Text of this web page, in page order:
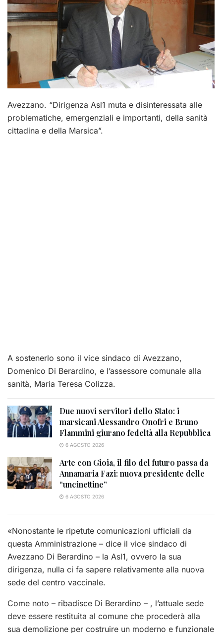
Avezzano. “Dirigenza Asl1 muta e disinteressata alle
problematiche, emergenziali e importanti, della sanità
cittadina e della Marsica”.
A sostenerlo sono il vice sindaco di Avezzano,
Domenico Di Berardino, e l’assessore comunale alla
sanità, Maria Teresa Colizza.
Due nuovi servitori dello Stato: i
marsicani Alessandro Onofri e Bruno
Flammini giurano fedeltà alla Repubblica
6 AGOSTO 2026
Arte con Gioia, il filo del futuro passa da
Annamaria Fazi: nuova presidente delle
“uncinettine”
6 AGOSTO 2026
«Nonostante le ripetute comunicazioni ufficiali da
questa Amministrazione – dice il vice sindaco di
Avezzano Di Berardino – la Asl1, ovvero la sua
dirigenza, nulla ci fa sapere relativamente alla nuova
sede del centro vaccinale.
Come noto – ribadisce Di Berardino – , l’attuale sede
deve essere restituita al comune che procederà alla
sua demolizione per costruire un moderno e funzionale